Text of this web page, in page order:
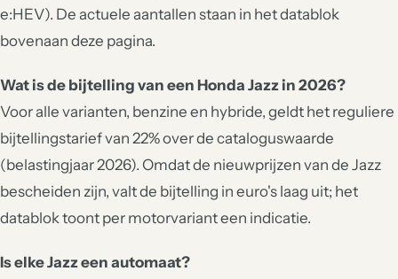
e:HEV). De actuele aantallen staan in het datablok
bovenaan deze pagina.
Wat is de bijtelling van een Honda Jazz in 2026?
Voor alle varianten, benzine en hybride, geldt het reguliere
bijtellingstarief van 22% over de cataloguswaarde
(belastingjaar 2026). Omdat de nieuwprijzen van de Jazz
bescheiden zijn, valt de bijtelling in euro's laag uit; het
datablok toont per motorvariant een indicatie.
Is elke Jazz een automaat?